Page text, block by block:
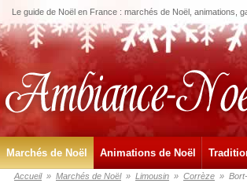
Le guide de Noël en France : marchés de Noël, animations,
Marchés de Noël Animations de Noël
Accueil » Marchés de Noël » Limousin » Corrèze »